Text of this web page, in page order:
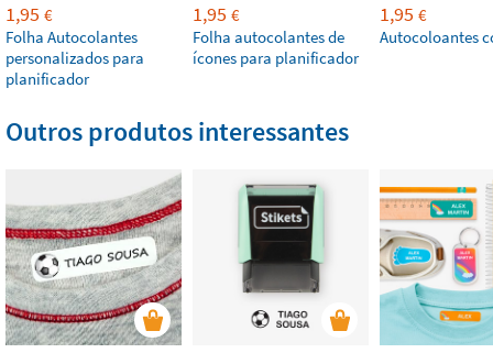
1,95 €
Folha Autocolantes
personalizados para
planificador
1,95 €
Folha autocolantes de
ícones para planificador
1,95 €
Autocoloantes
Outros produtos interessantes